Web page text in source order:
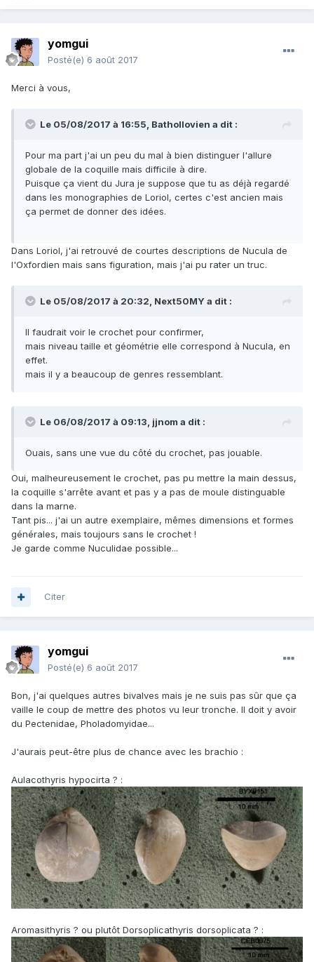
yomgui
Posté(e) 6 août 2017
Merci à vous,
Le 05/08/2017 à 16:55, Bathollovien a dit :
Pour ma part j'ai un peu du mal à bien distinguer l'allure
globale de la coquille mais difficile à dire.
Puisque ça vient du Jura je suppose que tu as déjà regardé
dans les monographies de Loriol, certes c'est ancien mais
ça permet de donner des idées.
Dans Loriol, j'ai retrouvé de courtes descriptions de Nucula de
l'Oxfordien mais sans figuration, mais j'ai pu rater un truc.
Le 05/08/2017 à 20:32, Next50MY a dit :
Il faudrait voir le crochet pour confirmer,
mais niveau taille et géométrie elle correspond à Nucula, en
effet.
mais il y a beaucoup de genres ressemblant.
Le 06/08/2017 à 09:13, jjnom a dit :
Ouais, sans une vue du côté du crochet, pas jouable.
Oui, malheureusement le crochet, pas pu mettre la main dessus,
la coquille s'arrête avant et pas y a pas de moule distinguable
dans la marne.
Tant pis... j'ai un autre exemplaire, mêmes dimensions et formes
générales, mais toujours sans le crochet !
Je garde comme Nuculidae possible...
Citer
yomgui
Posté(e) 6 août 2017
Bon, j'ai quelques autres bivalves mais je ne suis pas sûr que ça
vaille le coup de mettre des photos vu leur tronche. Il doit y avoir
du Pectenidae, Pholadomyidae...
J'aurais peut-être plus de chance avec les brachio :
Aulacothyris hypocirta ? :
Aromasithyris ? ou plutôt Dorsoplicathyris dorsoplicata ? :